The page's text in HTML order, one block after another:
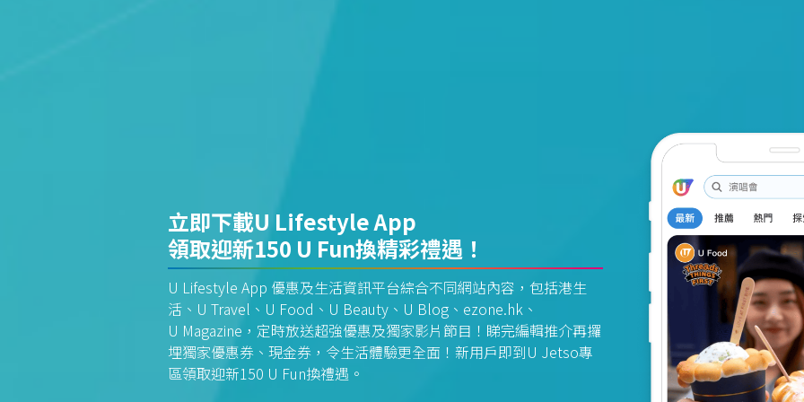
立即下載U Lifestyle App
領取迎新150 U Fun換精彩禮遇！
U Lifestyle App 優惠及生活資訊平台綜合不同網站內容，包括港生
活、U Travel、U Food、U Beauty、U Blog、ezone.hk、
U Magazine，定時放送超強優惠及獨家影片節目！睇完編輯推介再攞
埋獨家優惠券、現金券，令生活體驗更全面！新用戶即到U Jetso專
區領取迎新150 U Fun換禮遇。